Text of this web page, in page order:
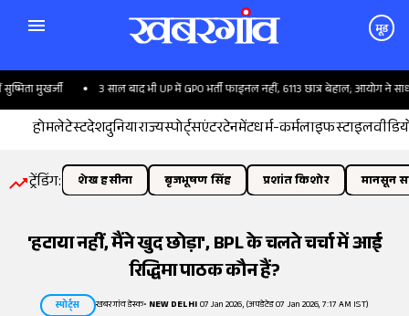
मूड
मुखर्जी 3 साल बाद भी UP में GPO भर्ती फाइनल नहीं, 6113 छात्र बेहाल; आयोग ने साधी
होमलेटेस्टदेशदुनियाराज्यस्पोर्ट्सएंटरटेनमेंटधर्म-कर्मलाइफस्टाइल
ट्रेंडिंग: शेख हसीना बृजभूषण सिंह प्रशांत किशोर मानसून
'हटाया नहीं, मैंने खुद छोड़ा', BPL के चलते चर्चा में आई
रिद्धिमा पाठक कौन हैं?
स्पोर्ट्स खबरगांव डेस्क• NEW DELHI07 Jan 2026, (अपडेटेड 07 Jan 2026, 7:17 AM IST)